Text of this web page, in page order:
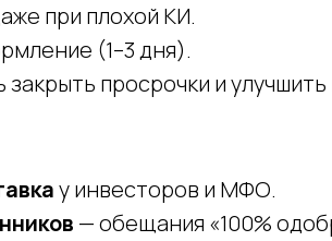
при плохой КИ.
(1–3 дня).
закрыть просрочки и
у инвесторов и МФО.
— обещания «100%